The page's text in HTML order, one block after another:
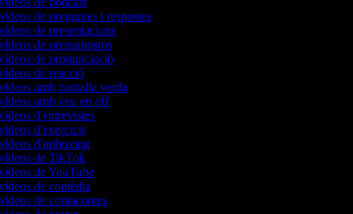
de preguntes i respostes
de presentacions
de pressupostos
de pronunciació
de reacció
amb pantalla verda
amb veu en off
d'entrevistes
d'exercicis
d'unboxing
de TikTok
de YouTube
de comèdia
de contacontes